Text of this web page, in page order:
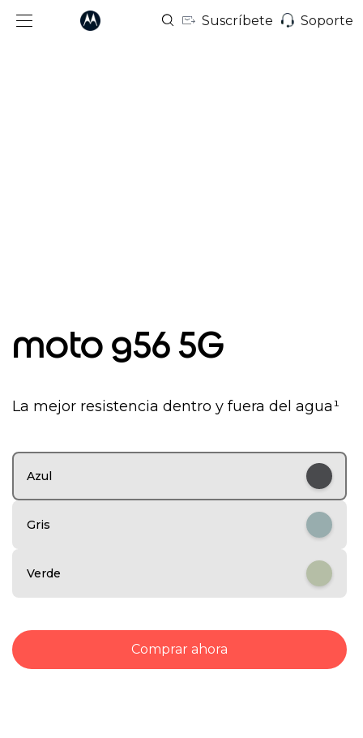
Suscríbete Soporte
t
e
m
f
moto g56 5G
La mejor resistencia dentro y fuera del agua¹
Azul
Gris
Verde
Comprar ahora